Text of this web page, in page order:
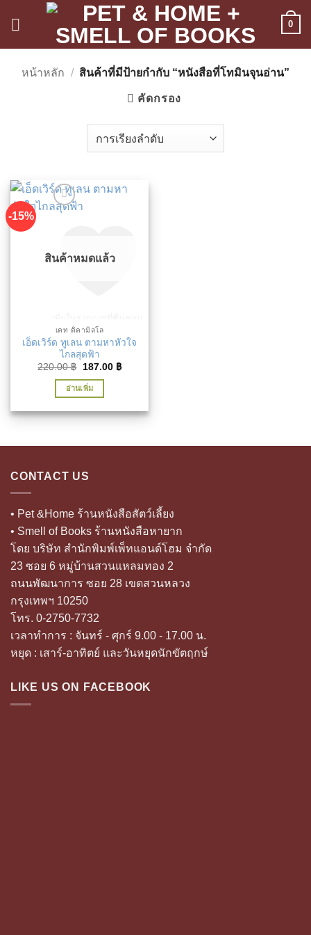
0
หน้าหลัก / สินค้าที่มีป้ายกำกับ “หนังสือที่โทมินจุนอ่าน”
คัดกรอง
-15%
สินค้าหมดแล้ว
เคท ดิคามิลโล
เอ็ดเวิร์ด ทูเลน ตามหาหัวใจ
ไกลสุดฟ้า
220.00฿
Original
was:
220.00 ฿.
187.00 ฿Current
อ่านเพิ่ม
CONTACT US
• Pet &Home ร้านหนังสือสัตว์เลี้ยง
• Smell of Books ร้านหนังสือหายาก
โดย บริษัท สำนักพิมพ์เพ็ทแอนด์โฮม จำกัด
23 ซอย 6 หมู่บ้านสวนแหลมทอง 2
ถนนพัฒนาการ ซอย 28 เขตสวนหลวง
กรุงเทพฯ 10250
โทร. 0-2750-7732
เวลาทำการ : จันทร์ - ศุกร์ 9.00 - 17.00 น.
หยุด : เสาร์-อาทิตย์ และวันหยุดนักขัตฤกษ์
LIKE US ON FACEBOOK